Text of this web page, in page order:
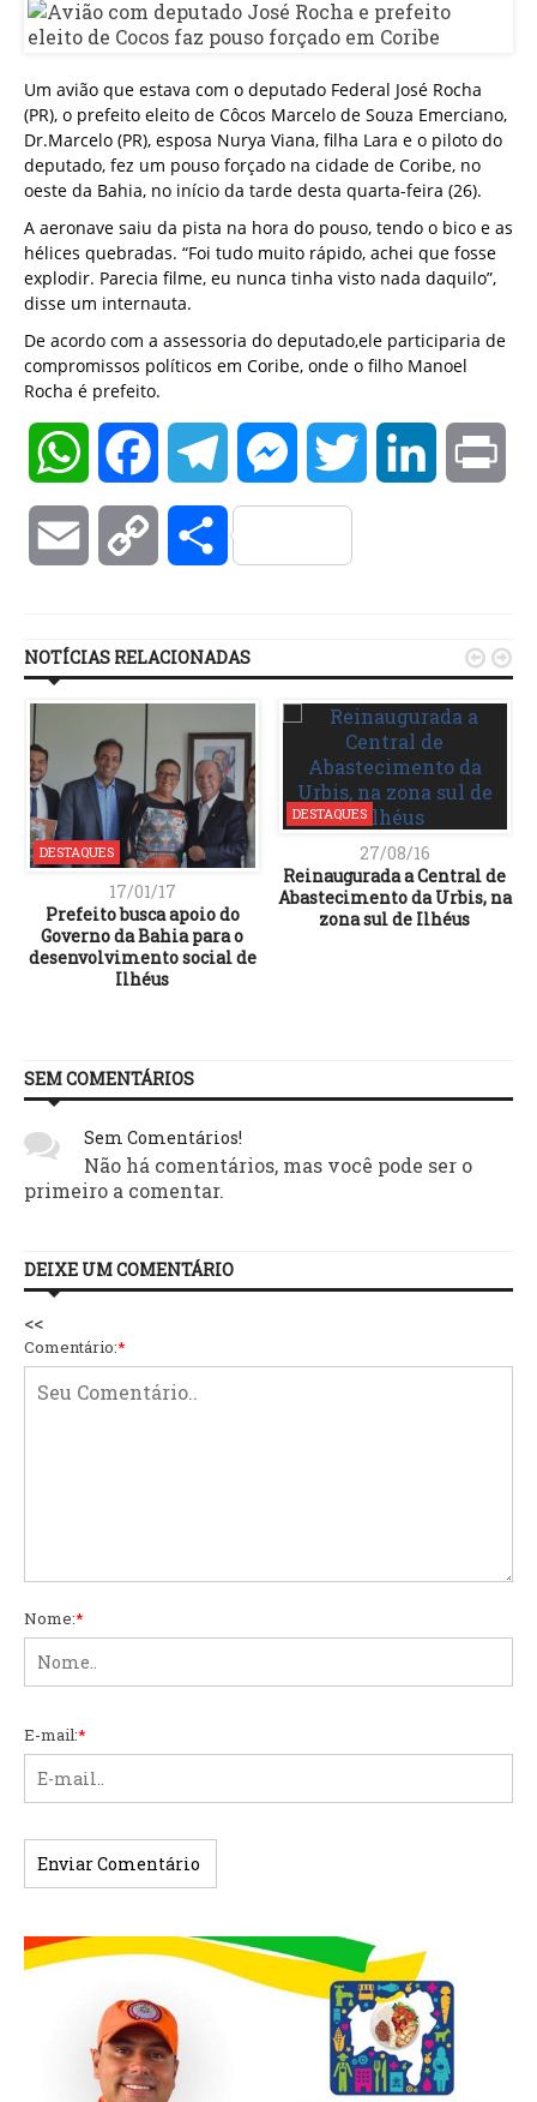
Um avião que estava com o deputado Federal José Rocha
(PR), o prefeito eleito de Côcos Marcelo de Souza Emerciano,
Dr.Marcelo (PR), esposa Nurya Viana, filha Lara e o piloto do
deputado, fez um pouso forçado na cidade de Coribe, no
oeste da Bahia, no início da tarde desta quarta-feira (26).
A aeronave saiu da pista na hora do pouso, tendo o bico e as
hélices quebradas. “Foi tudo muito rápido, achei que fosse
explodir. Parecia filme, eu nunca tinha visto nada daquilo”,
disse um internauta.
De acordo com a assessoria do deputado,ele participaria de
compromissos políticos em Coribe, onde o filho Manoel
Rocha é prefeito.
WhatsAppFacebookTelegramMessengerTwitter LinkedIn
Email Copy Compartilhar
NOTÍCIAS RELACIONADAS
DESTAQUES
17/01/17
Prefeito busca apoio do
Governo da Bahia para o
desenvolvimento social de
Ilhéus
DESTAQUES
27/08/16
Reinaugurada a Central de
Abastecimento da Urbis, na
zona sul de Ilhéus
 
SEM COMENTÁRIOS
Sem Comentários!
Não há comentários, mas você pode ser o
primeiro a comentar.
DEIXE UM COMENTÁRIO
<<
Comentário:*
Nome:*
E-mail:*